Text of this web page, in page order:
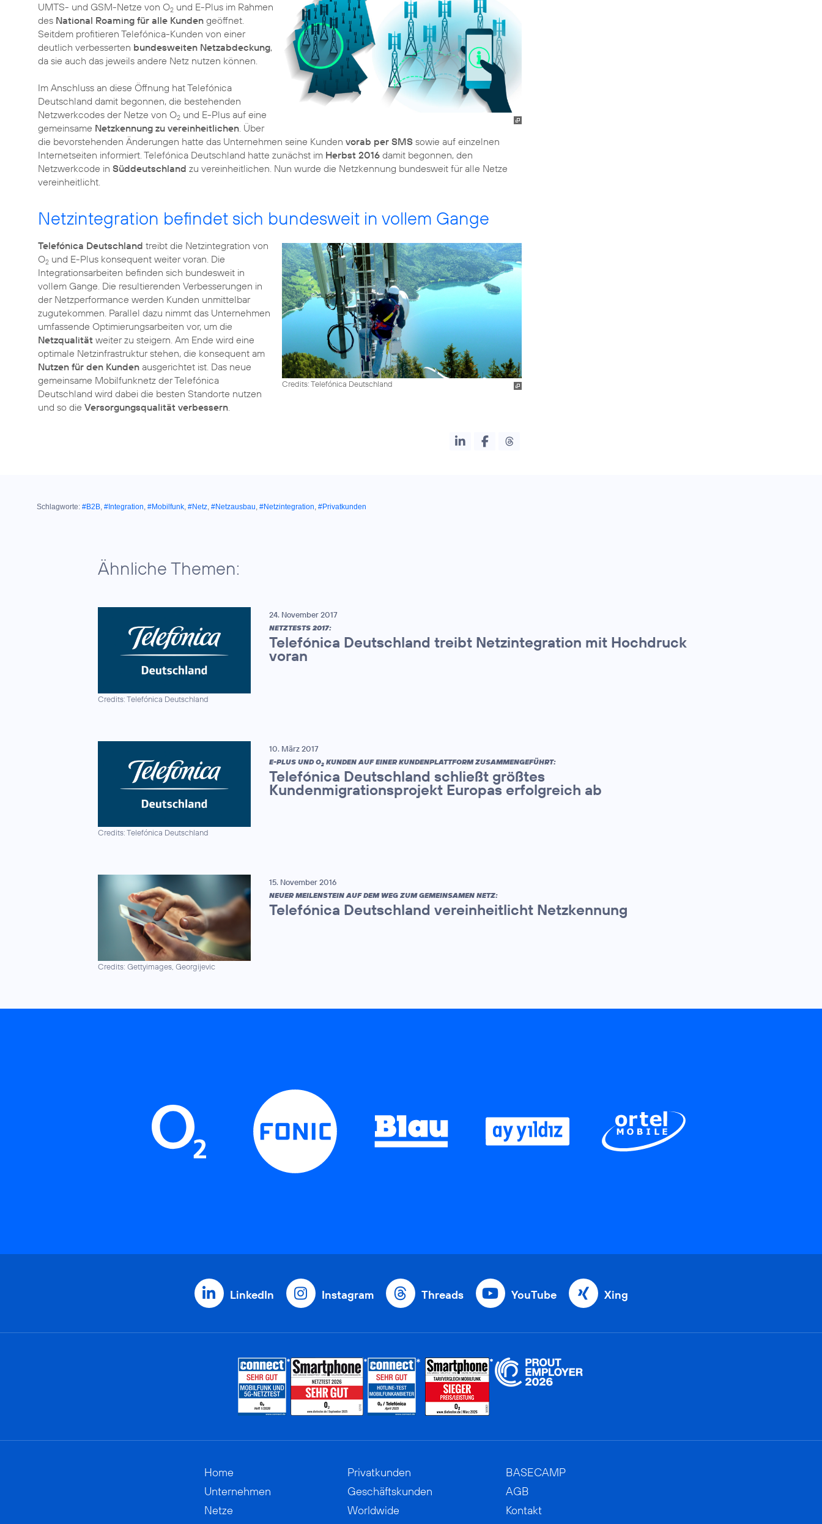
UMTS- und GSM-Netze von O2 und E-Plus im Rahmen
des National Roaming für alle Kunden geöffnet.
Seitdem profitieren Telefónica-Kunden von einer
deutlich verbesserten bundesweiten Netzabdeckung,
da sie auch das jeweils andere Netz nutzen können.
Im Anschluss an diese Öffnung hat Telefónica
Deutschland damit begonnen, die bestehenden
Netzwerkcodes der Netze von O2 und E-Plus auf eine
gemeinsame Netzkennung zu vereinheitlichen. Über
die bevorstehenden Änderungen hatte das Unternehmen seine Kunden vorab per SMS sowie auf einzelnen
Internetseiten informiert. Telefónica Deutschland hatte zunächst im Herbst 2016 damit begonnen, den
Netzwerkcode in Süddeutschland zu vereinheitlichen. Nun wurde die Netzkennung bundesweit für alle Netze
vereinheitlicht.
Netzintegration befindet sich bundesweit in vollem Gange
Credits: Telefónica Deutschland
Telefónica Deutschland treibt die Netzintegration von
O2 und E-Plus konsequent weiter voran. Die
Integrationsarbeiten befinden sich bundesweit in
vollem Gange. Die resultierenden Verbesserungen in
der Netzperformance werden Kunden unmittelbar
zugutekommen. Parallel dazu nimmt das Unternehmen
umfassende Optimierungsarbeiten vor, um die
Netzqualität weiter zu steigern. Am Ende wird eine
optimale Netzinfrastruktur stehen, die konsequent am
Nutzen für den Kunden ausgerichtet ist. Das neue
gemeinsame Mobilfunknetz der Telefónica
Deutschland wird dabei die besten Standorte nutzen
und so die Versorgungsqualität verbessern.
Schlagworte: #B2B, #Integration, #Mobilfunk, #Netz, #Netzausbau, #Netzintegration, #Privatkunden
Ähnliche Themen:
Credits: Telefónica Deutschland
24. November 2017
NETZTESTS 2017:
Telefónica Deutschland treibt Netzintegration mit Hochdruck
voran
Credits: Telefónica Deutschland
10. März 2017
E-PLUS UND O2 KUNDEN AUF EINER KUNDENPLATTFORM ZUSAMMENGEFÜHRT:
Telefónica Deutschland schließt größtes
Kundenmigrationsprojekt Europas erfolgreich ab
Credits: Gettyimages, Georgijevic
15. November 2016
NEUER MEILENSTEIN AUF DEM WEG ZUM GEMEINSAMEN NETZ:
Telefónica Deutschland vereinheitlicht Netzkennung
LinkedIn Instagram Threads YouTube Xing
Home
Unternehmen
Netze
Privatkunden
Geschäftskunden
Worldwide
BASECAMP
AGB
Kontakt